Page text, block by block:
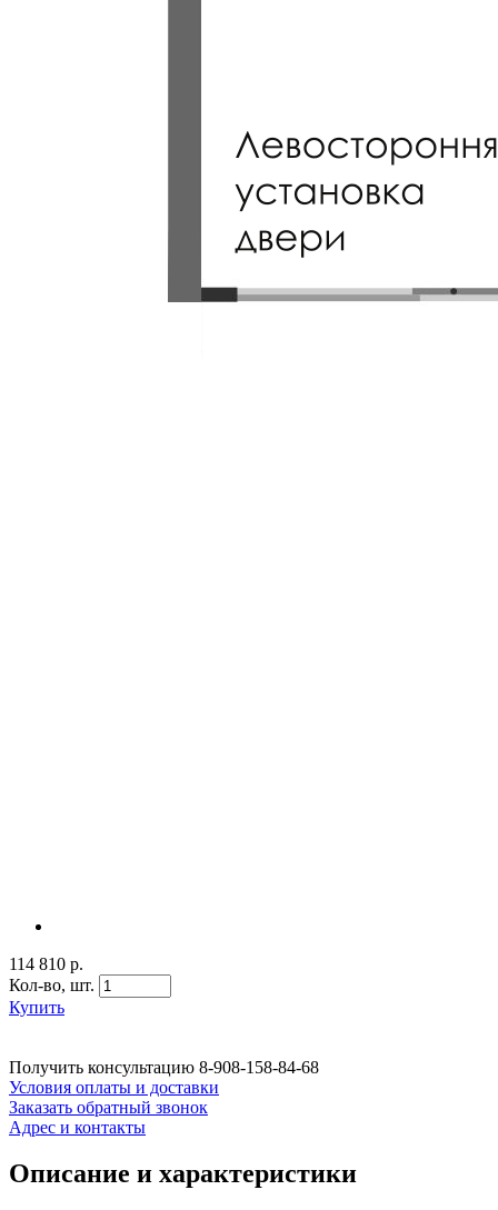
114 810 р.
Кол-во, шт.
Купить
Получить консультацию 8-908-158-84-68
Условия оплаты и доставки
Заказать обратный звонок
Адрес и контакты
Описание и характеристики